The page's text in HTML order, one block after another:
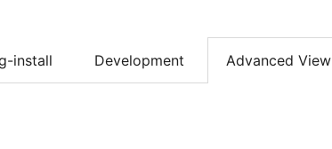
install Development Advanced View